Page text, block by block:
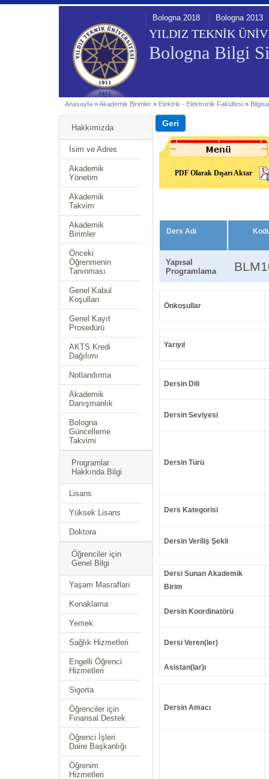
YILDIZ TEKNİK
Bologna Bilgi
Bologna 2018 Bologna 2013
Anasayfa »Akademik Birimler » Elektrik - Elektronik Fakültesi »
Hakkımızda
İsim ve Adres
Akademik
Yönetim
Akademik
Takvim
Akademik
Birimler
Önceki
Öğrenmenin
Tanınması
Genel Kabul
Koşulları
Genel Kayıt
Prosedürü
AKTS Kredi
Dağılımı
Notlandırma
Akademik
Danışmanlık
Bologna
Güncelleme
Takvimi
Programlar
Hakkında Bilgi
Lisans
Yüksek Lisans
Doktora
Öğrenciler için
Genel Bilgi
Yaşam Masrafları
Konaklama
Yemek
Sağlık Hizmetleri
Engelli Öğrenci
Hizmetleri
Sigorta
Öğrenciler için
Finansal Destek
Öğrenci İşleri
Daire Başkanlığı
Öğrenim
Hizmetleri
PDF Olarak Dışarı Aktar
Ders Adı
Yapısal
Programlama
Önkoşullar
Yarıyıl
Dersin Dili
Dersin Seviyesi
Dersin Türü
Ders Kategorisi
Dersin Veriliş Şekli
Dersi Sunan Akademik
Birim
Dersin Koordinatörü
Dersi Veren(ler)
Asistan(lar)ı
Dersin Amacı